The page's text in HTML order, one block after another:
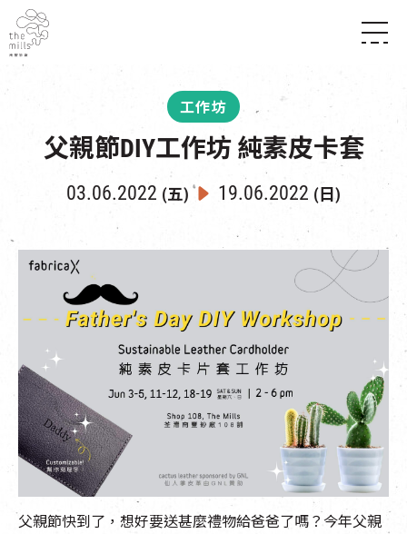
媒體中心
南豐店堂
商店
所有活動
世界之約
導賞團
體驗
景點
走進南豐紗廠
CHAT六廠
南豐作坊
到訪我們
開放時間及位置
穿梭巴士服務
停車場
NF TOUCH
EN|簡
工作坊
父親節DIY工作坊 純素皮卡套
03.06.2022 (五) 19.06.2022 (日)
父親節快到了，想好要送甚麼禮物給爸爸了嗎？今年父親